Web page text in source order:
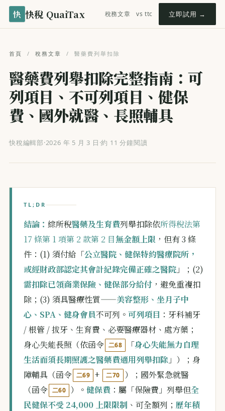
快 快稅 QuaiTax 稅務文章 vs ttc 立即試用 →
首頁 / 稅務文章 / 醫藥費列舉扣除
醫藥費列舉扣除完整指南：可
列項目、不可列項目、健保
費、國外就醫、長照輔具
快稅編輯部·2026 年 5 月 3 日 ·約 11 分鐘閱讀
TL;DR
結論： 綜所稅醫藥及生育費列舉扣除依所得稅法第
17 條第 1 項第 2 款第 2 目無金額上限 ，但有 3 條
件：(1) 須付給「公立醫院、健保特約醫療院所，
或經財政部認定其會計紀錄完備正確之醫院 」；(2)
需扣除已領商業保險、健保部分給付 ，避免重複扣
除；(3) 須具醫療性質——美容整形、坐月子中
心、SPA、健身會員不可列。 可列項目 ：牙科補牙
/ 根管 / 拔牙、生育費、必要醫療器材、處方藥；
身心失能長照（依函令 二68 「身心失能無力自理
生活而須長期照護之醫藥費適用列舉扣除 」）；身
障輔具（函令 二69 + 二70
）；國外緊急就醫
（函令 二60 ）。健保費 ：屬「保險費」列舉但全
民健保不受 24,000 上限限制 、可全額列； 歷年積